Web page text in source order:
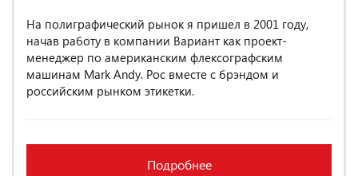
На полиграфический рынок я пришел в 2001 году,
начав работу в компании Вариант как проект-
менеджер по американским флексографским
машинам Mark Andy. Рос вместе с брэндом и
российским рынком этикетки.
Подробнее